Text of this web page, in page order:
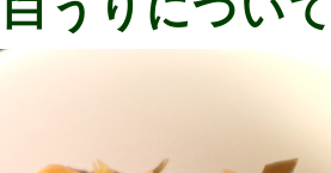
白うりについて